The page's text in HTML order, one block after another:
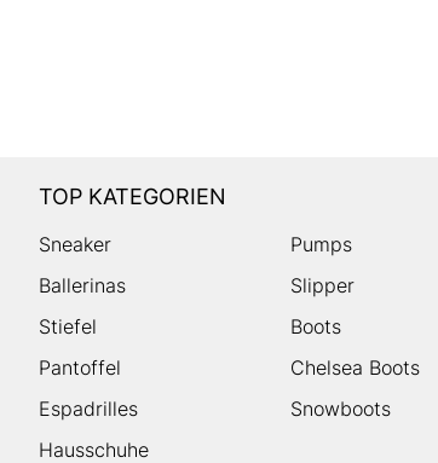
TOP KATEGORIEN
Sneaker Pumps
Ballerinas
Slipper
Stiefel
Boots
Pantoffel
Chelsea Boots
Espadrilles
Snowboots
Hausschuhe